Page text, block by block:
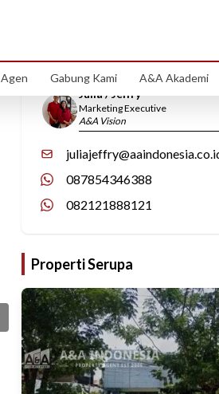
Agen Gabung Kami A&A Akademi
Hubungi Kami
Julia / Jeffry
Marketing Executive
A&A Vision
087854346388
082121888121
Properti Serupa